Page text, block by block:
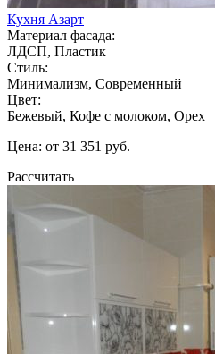
Кухня Азарт
Материал фасада:
ЛДСП, Пластик
Стиль:
Минимализм, Современный
Цвет:
Бежевый, Кофе с молоком, Орех
Цена: от 31 351 руб.
Рассчитать